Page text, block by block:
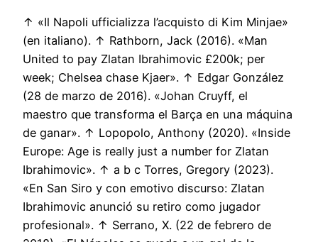
↑ «Il Napoli ufficializza l’acquisto di Kim Minjae»
(en italiano). ↑ Rathborn, Jack (2016). «Man
United to pay Zlatan Ibrahimovic £200k; per
week; Chelsea chase Kjaer». ↑ Edgar González
(28 de marzo de 2016). «Johan Cruyff, el
maestro que transforma el Barça en una máquina
de ganar». ↑ Lopopolo, Anthony (2020). «Inside
Europe: Age is really just a number for Zlatan
Ibrahimovic». ↑ a b c Torres, Gregory (2023).
«En San Siro y con emotivo discurso: Zlatan
Ibrahimovic anunció su retiro como jugador
profesional». ↑ Serrano, X. (22 de febrero de